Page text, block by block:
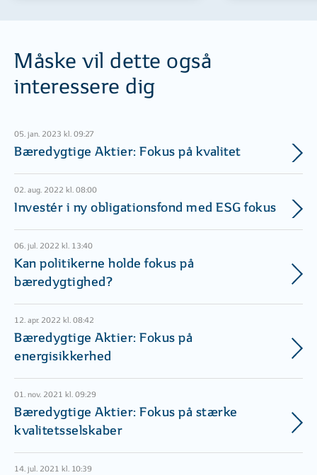
Måske vil dette også
interessere dig
05. jan. 2023 kl. 09:27
Bæredygtige Aktier: Fokus på kvalitet
02. aug. 2022 kl. 08:00
Investér i ny obligationsfond med ESG fokus
06. jul. 2022 kl. 13:40
Kan politikerne holde fokus på
bæredygtighed?
12. apr. 2022 kl. 08:42
Bæredygtige Aktier: Fokus på
energisikkerhed
01. nov. 2021 kl. 09:29
Bæredygtige Aktier: Fokus på stærke
kvalitetsselskaber
14. jul. 2021 kl. 10:39